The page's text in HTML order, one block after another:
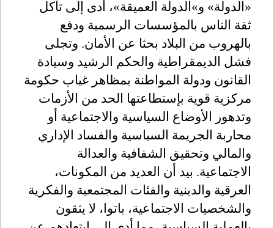
«الدولة» و»الدولة العميقة»، أدى إلى تآكل
ثقة الناس بالمؤسسات الرسمية ودفع
بالهروب من البلاد بحثا عن الأمان. وتجلى
فشل الديمقراطية والحكم الرشيد وسيادة
القانون ودولة المواطنة بمظاهر غياب حكومة
مركزية قوية بإستطاعتها الحد من الأزمات
وتدهور الأوضاع السياسية والاجتماعية أو
محاربة الجريمة السياسية والفساد الإداري
والمالي وتحقيق الشفافية والعدالة
الاجتماعية. بيد أن العديد من المكونات،
العرقية والدينية والفئات المجتمعية والفكرية
والشخصيات الاجتماعية، باتوا، لا يثقون